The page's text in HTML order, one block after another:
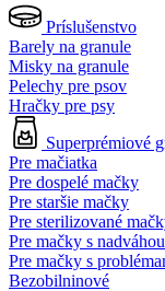
Príslušenstvo
Barely na granule
Misky na granule
Pelechy pre psov
Hračky pre psy
Superprémiové
Pre mačiatka
Pre dospelé mačky
Pre staršie mačky
Pre sterilizované
Pre mačky s nadváhou
Pre mačky s
Bezobilninové